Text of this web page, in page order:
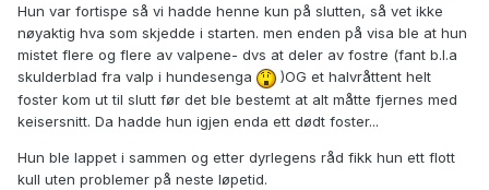
Hun var fortispe så vi hadde henne kun på slutten, så vet ikke
nøyaktig hva som skjedde i starten. men enden på visa ble at hun
mistet flere og flere av valpene- dvs at deler av fostre (fant b.l.a
skulderblad fra valp i hundesenga
)OG et halvråttent helt
foster kom ut til slutt før det ble bestemt at alt måtte fjernes med
keisersnitt. Da hadde hun igjen enda ett dødt foster...
Hun ble lappet i sammen og etter dyrlegens råd fikk hun ett flott
kull uten problemer på neste løpetid.